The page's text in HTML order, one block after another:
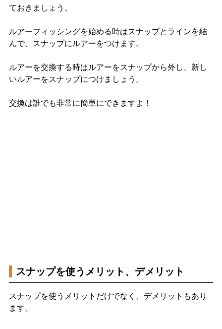
ておきましょう。
ルアーフィッシングを始める時はスナップとラインを結
んで、スナップにルアーをつけます。
ルアーを交換する時はルアーをスナップから外し、新し
いルアーをスナップにつけましょう。
交換は誰でも非常に簡単にできますよ！
スナップを使うメリット、デメリット
スナップを使うメリットだけでなく、デメリットもあり
ます。